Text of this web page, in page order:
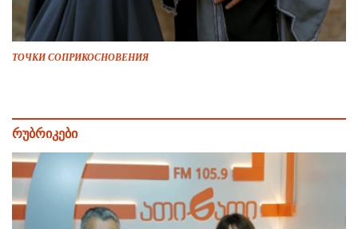
ТОЧКИ СОПРИКОСНОВЕНИЯ
რუბრიკები